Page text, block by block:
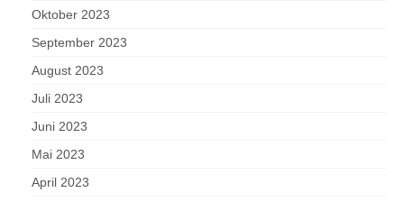
Oktober 2023
September 2023
August 2023
Juli 2023
Juni 2023
Mai 2023
April 2023